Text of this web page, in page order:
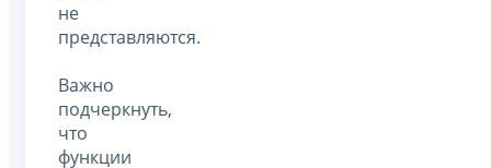
не
представляются.
Важно
подчеркнуть,
что
функции